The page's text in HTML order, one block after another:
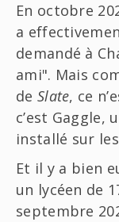
En octobre
a
demandé à
ami". Mais
de Slate, ce
c’est Gaggle,
installé sur
Et il y a bien
un lycéen de
septembre